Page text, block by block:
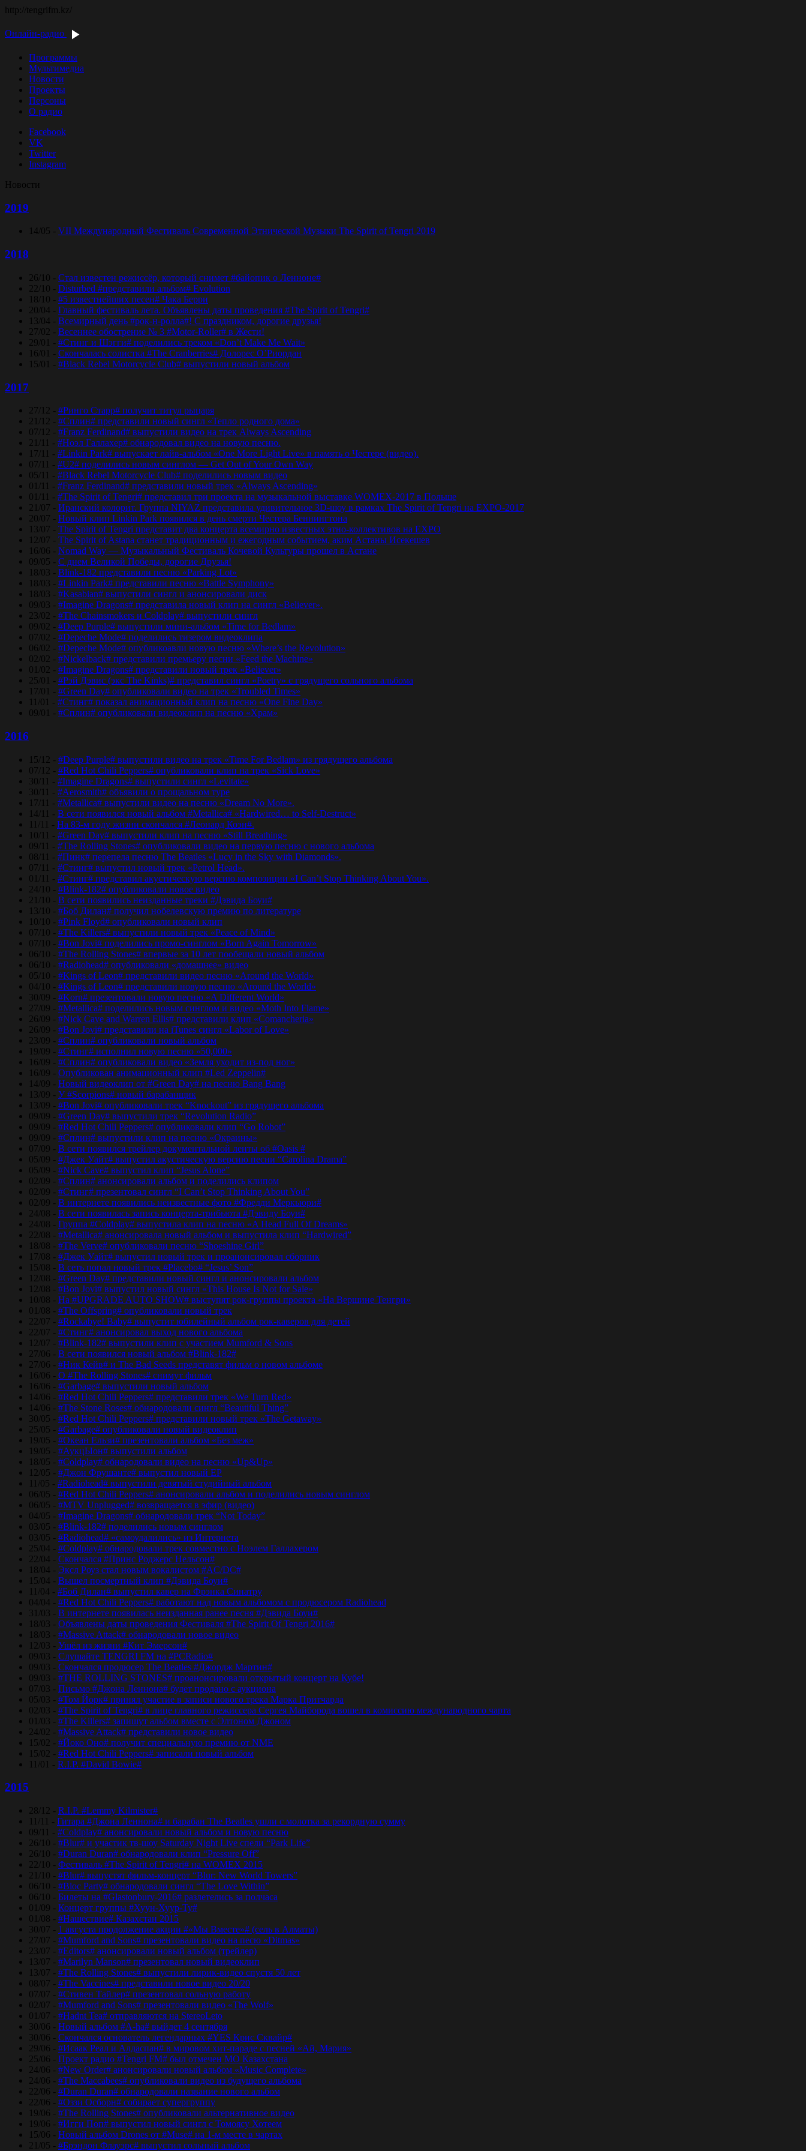
http://tengrifm.kz/
Онлайн-радио
Программы
Мультимедиа
Новости
Проекты
Персоны
О радио
Facebook
VK
Twitter
Instagram
Новости
2019
14/05 - VII Международный Фестиваль Современной Этнической Музыки The Spirit of Tengri 2019
2018
26/10 - Стал известен режиссёр, который снимет #байопик о Ленноне#
22/10 - Disturbed #представили альбом# Evolution
18/10 - #5 известнейших песен# Чака Берри
20/04 - Главный фестиваль лета. Объявлены даты проведения #The Spirit of Tengri#
13/04 - Всемирный день #рок-н-ролла#! С праздником, дорогие друзья!
27/02 - Весеннее обострение № 3 #Motor-Roller# в Жести!
29/01 - #Стинг и Шэгги# поделились треком «Don’t Make Me Wait»
16/01 - Скончалась солистка #The Cranberries# Долорес O’Риордан
15/01 - #Black Rebel Motorcycle Club# выпустили новый альбом
2017
27/12 - #Ринго Старр# получит титул рыцаря
21/12 - #Сплин# представили новый сингл «Тепло родного дома»
07/12 - #Franz Ferdinand# выпустили видео на трек Always Ascending
21/11 - #Ноэл Галлахер# обнародовал видео на новую песню.
17/11 - #Linkin Park# выпускает лайв-альбом «One More Light Live» в память о Честере (видео).
07/11 - #U2# поделились новым синглом — Get Out of Your Own Way
05/11 - #Black Rebel Motorcycle Club# поделились новым видео
01/11 - #Franz Ferdinand# представили новый трек «Always Ascending»
01/11 - #The Spirit of Tengri# представил три проекта на музыкальной выставке WOMEX-2017 в Польше
21/07 - Иранский колорит. Группа NIYAZ представила удивительное 3D-шоу в рамках The Spirit of Tengri на EXPO-2017
20/07 - Новый клип Linkin Park появился в день смерти Честера Беннингтона
13/07 - The Spirit of Tengri представит два концерта всемирно известных этно-коллективов на EXPO
12/07 - The Spirit of Astana станет традиционным и ежегодным событием, аким Астаны Исекешев
16/06 - Nomad Way — Музыкальный Фестиваль Кочевой Культуры прошел в Астане
09/05 - С днем Великой Победы, дорогие Друзья!
18/03 - Blink-182 представили песню «Parking Lot»
18/03 - #Linkin Park# представили песню «Bаttlе Sуmphоnу»
18/03 - #Kasabian# выпустили сингл и анонсировали диск
09/03 - #Imagine Dragons# представила новый клип на сингл «Believer».
23/02 - #The Chainsmokers и Coldplay# выпустили сингл
09/02 - #Deep Purple# выпустили мини-альбом «Time for Bedlam»
07/02 - #Depeche Mode# поделились тизером видеоклипа
06/02 - #Depeche Mode# опубликоавли новую песню «Where’s the Revolution»
02/02 - #Nickelback# представили премьеру песни «Feed the Machine»
01/02 - #Imagine Dragons# представили новый трек «Believer»
25/01 - #Рэй Дэвис (экс The Kinks)# представил сингл «Poetry» с грядущего сольного альбома
17/01 - #Green Day# опубликовали видео на трек «Troubled Times»
11/01 - #Стинг# показал анимационный клип на песню «One Fine Day»
09/01 - #Сплин# опубликовали видеоклип на песню «Храм»
2016
15/12 - #Deep Purple# выпустили видео на трек «Time For Bedlam» из грядущего альбома
07/12 - #Red Hot Chili Peppers# опубликовали клип на трек «Sick Love»
30/11 - #Imagine Dragons# выпустили сингл «Levitate»
30/11 - #Aerosmith# объявили о прощальном туре
17/11 - #Metallica# выпустили видео на песню «Dream No More».
14/11 - В сети появился новый альбом #Metallica# «Hardwired… to Self-Destruct»
11/11 - На 83-м году жизни скончался #Леонард Коэн#.
10/11 - #Green Day# выпустили клип на песню «Still Breathing»
09/11 - #The Rolling Stones# опубликовали видео на первую песню с нового альбома
08/11 - #Пинк# перепела песню The Beatles «Lucy in the Sky with Diamonds».
07/11 - #Стинг# выпустил новый трек «Petrol Head».
01/11 - #Стинг# представил акустическую версию композиции «I Can’t Stop Thinking About You».
24/10 - #Blink-182# опубликовали новое видео
21/10 - В сети появились неизданные треки #Дэвида Боуи#
13/10 - #Боб Дилан# получил нобелевскую премию по литературе
10/10 - #Pink Floyd# опубликовали новый клип
07/10 - #The Killers# выпустили новый трек «Peace of Mind»
07/10 - #Bon Jovi# поделились промо-синглом «Born Again Tomorrow»
06/10 - #The Rolling Stones# впервые за 10 лет пообещали новый альбом
06/10 - #Radiohead# опубликовали «домашнее» видео
05/10 - #Kings of Leon# представили видео песню «Around the World»
04/10 - #Kings of Leon# представили новую песню «Around the World»
30/09 - #Korn# презентовали новую песню «A Different World»
27/09 - #Metallica# поделились новым синглом и видео «Moth Into Flame»
26/09 - #Nick Cave and Warren Ellis# представили клип «Comancheria»
26/09 - #Bon Jovi# представили на iTunes сингл «Labor of Love»
23/09 - #Сплин# опубликовали новый альбом
19/09 - #Стинг# исполнил новую песню «50,000»
16/09 - #Сплин# опубликовали видео «Земля уходит из-под ног»
16/09 - Опубликован анимационный клип #Led Zeppelin#
14/09 - Новый видеоклип от #Green Day# на песню Bang Bang
13/09 - У #Scorpions# новый барабанщик
13/09 - #Bon Jovi# опубликовали трек “Knockout” из грядущего альбома
09/09 - #Green Day# выпустили трек “Revolution Radio”
09/09 - #Red Hot Chili Peppers# опубликовали клип “Go Robot”
09/09 - #Сплин# выпустили клип на песню «Окраины»
07/09 - В сети появился трейлер документальной ленты об #Oasis #
05/09 - #Джек Уайт# выпустил акустическую версию песни “Carolina Drama”
05/09 - #Nick Cave# выпустил клип “Jesus Alone”
02/09 - #Сплин# анонсировали альбом и поделились клипом
02/09 - #Стинг# презентовал сингл “I Can’t Stop Thinking About You”
02/09 - В интернете появились неизвестные фото #Фредди Меркьюри#
24/08 - В сети появилась запись концерта-трибьюта #Дэвиду Боуи#
24/08 - Группа #Coldplay# выпустила клип на песню «A Head Full Of Dreams»
22/08 - #Metallica# анонсировала новый альбом и выпустила клип “Hardwired”
18/08 - #The Verve# опубликовали песню “Shoeshine Girl”
17/08 - #Джек Уайт# выпустил новый трек и проанонсировал сборник
15/08 - В сеть попал новый трек #Placebo# “Jesus’ Son”
12/08 - #Green Day# представили новый сингл и анонсировали альбом
12/08 - #Bon Jovi# выпустил новый сингл «This House Is Not for Sale»
10/08 - На #UPGRADE AUTO SHOW# выступят рок-группы проекта «На Вершине Тенгри»
01/08 - #The Offspring# опубликовали новый трек
22/07 - #Rockabye! Baby# выпустит юбилейный альбом рок-каверов для детей
22/07 - #Стинг# анонсировал выход нового альбома
12/07 - #Blink-182# выпустили клип с участием Mumford & Sons
27/06 - В сети появился новый альбом #Blink-182#
27/06 - #Ник Кейв# и The Bad Seeds представят фильм о новом альбоме
16/06 - О #The Rolling Stones# снимут фильм
16/06 - #Garbage# выпустили новый альбом
14/06 - #Red Hot Chili Peppers# представили трек «We Turn Red»
14/06 - #The Stone Roses# обнародовали сингл “Beautiful Thing”
30/05 - #Red Hot Chili Peppers# представили новый трек «The Getaway»
25/05 - #Garbage# опубликовали новый видеоклип
19/05 - #Океан Ельзи# презентовали альбом «Без меж»
19/05 - #АукцЫон# выпустили альбом
18/05 - #Coldplay# обнародовали видео на песню «Up&Up»
12/05 - #Джон Фрушанте# выпустил новый ЕР
11/05 - #Radiohead# выпустили девятый студийный альбом
06/05 - #Red Hot Chili Peppers# анонсировали альбом и поделились новым синглом
06/05 - #MTV Unplugged# возвращается в эфир (видео)
04/05 - #Imagine Dragons# обнародовали трек “Not Today”
03/05 - #Blink-182# поделились новым синглом
03/05 - #Radiohead# «самоудалились» из Интернета
25/04 - #Coldplay# обнародовали трек совместно с Ноэлем Галлахером
22/04 - Скончался #Принс Роджерс Нельсон#
18/04 - Эксл Роуз стал новым вокалистом #AC/DC#
15/04 - Вышел посмертный клип #Дэвида Боуи#
11/04 - #Боб Дилан# выпустил кавер на Фрэнка Синатру
04/04 - #Red Hot Chili Peppers# работают над новым альбомом с продюсером Radiohead
31/03 - В интернете появилась неизданная ранее песня #Дэвида Боуи#
18/03 - Объявлены даты проведения Фестиваля #The Spirit Of Tengri 2016#
18/03 - #Massive Attack# обнародовали новое видео
12/03 - Ушёл из жизни #Кит Эмерсон#
09/03 - Слушайте TENGRI FM на #PCRadio#
09/03 - Скончался продюсер The Beatles #Джордж Мартин#
09/03 - #THE ROLLING STONES# проанонсировали открытый концерт на Кубе!
07/03 - Письмо #Джона Леннона# будет продано с аукциона
05/03 - #Том Йорк# принял участие в записи нового трека Марка Притчарда
02/03 - #The Spirit of Tengri# в лице главного режиссера Сергея Майборода вошел в комиссию международного чарта
01/03 - #The Killers# запишут альбом вместе с Элтоном Джоном
24/02 - #Massive Attack# представили новое видео
15/02 - #Йоко Оно# получит специальную премию от NME
15/02 - #Red Hot Chili Peppers# записали новый альбом
11/01 - R.I.P. #David Bowie#
2015
28/12 - R.I.P. #Lemmy Kilmister#
11/11 - Гитара #Джона Леннона# и барабан The Beatles ушли с молотка за рекордную сумму
09/11 - #Coldplay# анонсировали новый альбом и новую песню
26/10 - #Blur# и участик тв-шоу Saturday Night Live спели “Park Life”
26/10 - #Duran Duran# обнародовали клип “Pressure Off”
22/10 - Фестиваль #The Spirit of Tengri# на WOMEX 2015
21/10 - #Blur# выпустят фильм-концерт “Blur: New World Towers”
06/10 - #Bloc Party# обнародовали сингл “The Love Within”
06/10 - Билеты на #Glastonbury-2016# разлетелись за полчаса
01/09 - Концерт группы #Хуун-Хуур-Ту#
01/08 - #Нашествие# Казахстан 2015
30/07 - 1 августа продолжение акции #«Мы Вместе»# (сель в Алматы)
27/07 - #Mumford and Sons# презентовали видео на песю «Ditmas»
23/07 - #Editors# анонсировали новый альбом (трейлер)
13/07 - #Marilyn Manson# презентовал новый видеоклип
13/07 - #The Rolling Stones# выпустили лирик-видео спустя 50 лет
08/07 - #The Vaccines# представили новое видео 20/20
07/07 - #Стивен Тайлер# презентовал сольную работу
02/07 - #Mumford and Sons# презентовали видео «The Wolf»
01/07 - #Hadnt Tea# отправляются на StereoLeto
30/06 - Новый альбом #A-ha# выйдет 4 сентября
30/06 - Скончался основатель легендарных #YES Крис Сквайр#
29/06 - #Исаак Реал и Алдаспан# в мировом хит-параде с песней «Ай, Мария»
25/06 - Проект радио #Tengri FM# был отмечен МО Казахстана
24/06 - #New Order# анонсировали новый альбом «Music Complete»
24/06 - #The Maccabees# опубликовали видео из будущего альбома
22/06 - #Duran Duran# обнародовали название нового альбом
22/06 - #Оззи Осборн# собирает супергруппу
19/06 - #The Rolling Stones# опубликовали альтернативное видео
19/06 - #Игги Поп# выпустил новый сингл с Томоясу Хотеем
15/06 - Новый альбом Drones от #Muse# на 1-м месте в чартах
21/05 - #Брэндон Флауэрс# выпустил сольный альбом